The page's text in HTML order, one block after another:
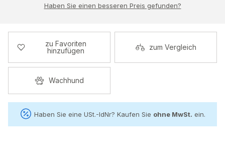
Haben Sie einen besseren Preis gefunden?
zu Favoriten
hinzufügen
zum Vergleich
Wachhund
Haben Sie eine USt.-IdNr? Kaufen Sie ohne MwSt. ein.